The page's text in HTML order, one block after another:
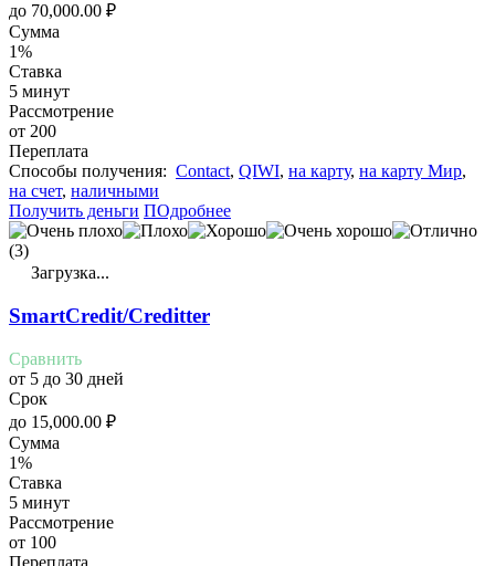
до 70,000.00 ₽
Сумма
1%
Ставка
5 минут
Рассмотрение
от 200
Переплата
Cпособы получения: Contact, QIWI, на карту, на карту Мир,
на счет, наличными
Получить деньги ПОдробнее
(3)
Загрузка...
SmartCredit/Creditter
Сравнить
от 5 до 30 дней
Срок
до 15,000.00 ₽
Сумма
1%
Ставка
5 минут
Рассмотрение
от 100
Переплата